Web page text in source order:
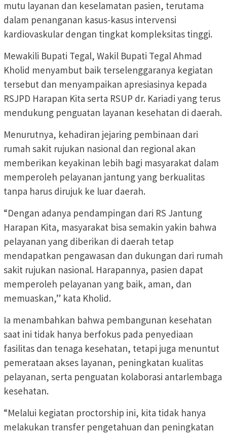
mutu layanan dan keselamatan pasien, terutama
dalam penanganan kasus-kasus intervensi
kardiovaskular dengan tingkat kompleksitas tinggi.
Mewakili Bupati Tegal, Wakil Bupati Tegal Ahmad
Kholid menyambut baik terselenggaranya kegiatan
tersebut dan menyampaikan apresiasinya kepada
RSJPD Harapan Kita serta RSUP dr. Kariadi yang terus
mendukung penguatan layanan kesehatan di daerah.
Menurutnya, kehadiran jejaring pembinaan dari
rumah sakit rujukan nasional dan regional akan
memberikan keyakinan lebih bagi masyarakat dalam
memperoleh pelayanan jantung yang berkualitas
tanpa harus dirujuk ke luar daerah.
“Dengan adanya pendampingan dari RS Jantung
Harapan Kita, masyarakat bisa semakin yakin bahwa
pelayanan yang diberikan di daerah tetap
mendapatkan pengawasan dan dukungan dari rumah
sakit rujukan nasional. Harapannya, pasien dapat
memperoleh pelayanan yang baik, aman, dan
memuaskan,” kata Kholid.
Ia menambahkan bahwa pembangunan kesehatan
saat ini tidak hanya berfokus pada penyediaan
fasilitas dan tenaga kesehatan, tetapi juga menuntut
pemerataan akses layanan, peningkatan kualitas
pelayanan, serta penguatan kolaborasi antarlembaga
kesehatan.
“Melalui kegiatan proctorship ini, kita tidak hanya
melakukan transfer pengetahuan dan peningkatan